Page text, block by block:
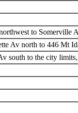
to Somerville
Av north to 446 Mt
south to the city